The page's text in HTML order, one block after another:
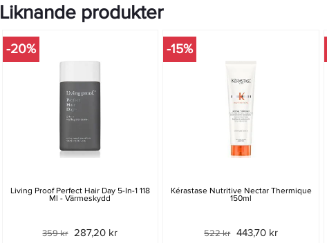
Liknande produkter
-20%
Living Proof Perfect Hair Day 5-In-1 118
Ml - Värmeskydd
359 kr 287,20 kr
-15%
Kérastase Nutritive Nectar Thermique
150ml
522 kr 443,70 kr